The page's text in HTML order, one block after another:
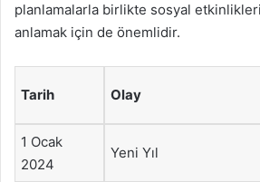
planlamalarla birlikte sosyal
anlamak için de önemlidir.
Tarih Olay
1 Ocak
2024
Yeni Yıl